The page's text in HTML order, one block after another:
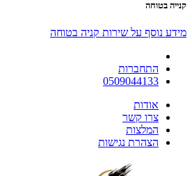
קנייה בטוחה
מידע נוסף על שירות קניה בטוחה
התחברות
0509044133
אודות
צרו קשר
המלצות
הצהרת נגישות